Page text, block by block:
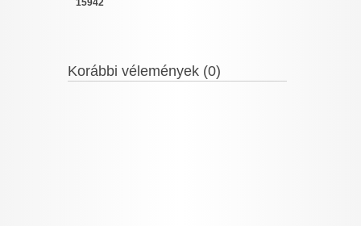
15942
Korábbi vélemények (0)